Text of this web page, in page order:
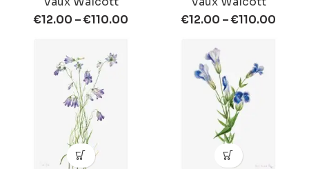
€12.00 –€110.00
€12.00 –€110.00